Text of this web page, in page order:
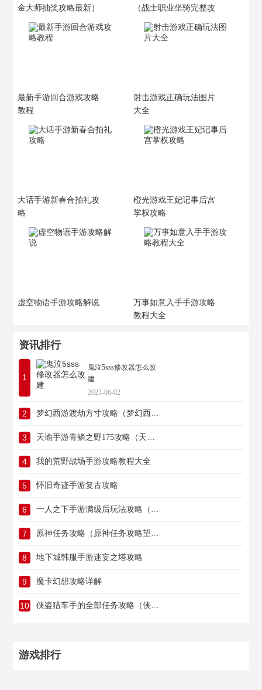
金大师抽奖攻略最新）
（战士职业坐骑完整攻
略大全）
最新手游回合游戏攻略
教程
射击游戏正确玩法图片
大全
大话手游新春合拍礼攻
略
橙光游戏王妃记事后宫
掌权攻略
虚空物语手游攻略解说
万事如意入手手游攻略
教程大全
资讯排行
1
鬼泣5sss修改器怎么改
建
2023-06-02
2 梦幻西游渡劫方寸攻略（梦幻西游渡劫方寸攻略图）
3 天谕手游青鳞之野175攻略（天谕手游青鳞之野175攻略大全）
4 我的荒野战场手游攻略教程大全
5 怀旧奇迹手游复古攻略
6 一人之下手游满级后玩法攻略（一人之下满级以后做什么）
7 原神任务攻略（原神任务攻略望舒）
8 地下城韩服手游迷妄之塔攻略
9 魔卡幻想攻略详解
10 侠盗猎车手的全部任务攻略（侠盗猎车手所有任务攻略）
游戏排行